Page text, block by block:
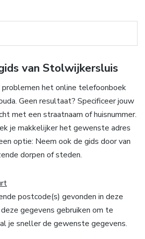
van Stolwijkersluis
problemen het online telefoonboek
Geen resultaat? Specificeer jouw
met een straatnaam of huisnummer.
je makkelijker het gewenste adres
optie: Neem ook de gids door van
dorpen of steden.
postcode(s) gevonden in deze
gegevens gebruiken om te
je sneller de gewenste gegevens.